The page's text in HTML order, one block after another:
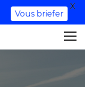
Vous briefer
X